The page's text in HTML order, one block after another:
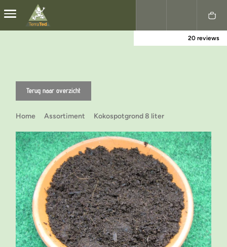
Nederlands
20 reviews
Terug naar overzicht
Home Assortiment Kokospotgrond 8 liter